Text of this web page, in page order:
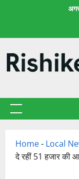
प्राथमिक
Home- Local
दे रहीं 51 हजार की